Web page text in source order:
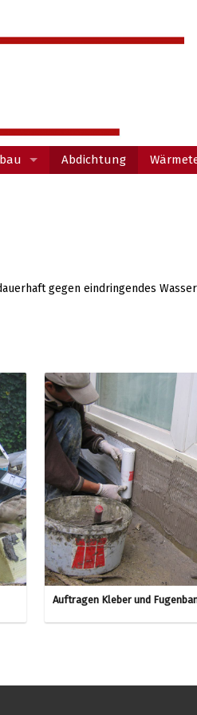
Abdichtung
gegen eindringendes
Auftragen Kleber und